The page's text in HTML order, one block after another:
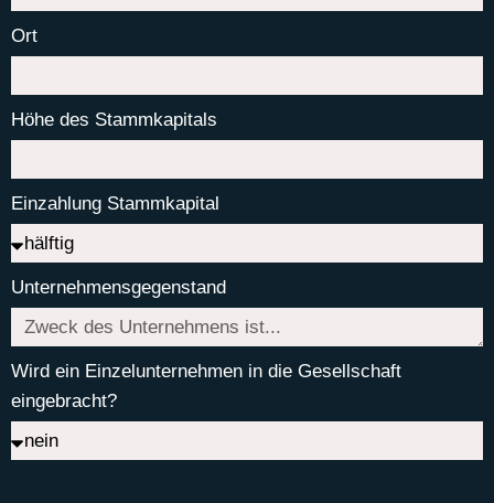
Ort
Höhe des Stammkapitals
Einzahlung Stammkapital
Unternehmensgegenstand
Wird ein Einzelunternehmen in die Gesellschaft
eingebracht?